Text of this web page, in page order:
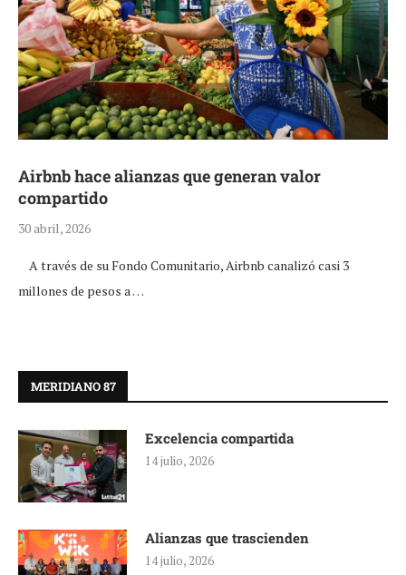
Airbnb hace alianzas que generan valor
compartido
30 abril, 2026
A través de su Fondo Comunitario, Airbnb canalizó casi 3
millones de pesos a …
MERIDIANO 87
Excelencia compartida
14 julio, 2026
Alianzas que trascienden
14 julio, 2026